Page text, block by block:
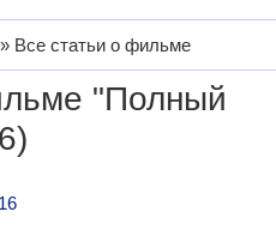
» Все статьи о фильме
"Полный